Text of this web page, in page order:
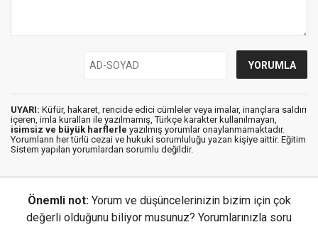
UYARI: Küfür, hakaret, rencide edici cümleler veya imalar, inançlara saldırı
içeren, imla kuralları ile yazılmamış, Türkçe karakter kullanılmayan,
isimsiz ve büyük harflerle yazılmış yorumlar onaylanmamaktadır.
Yorumların her türlü cezai ve hukuki sorumluluğu yazan kişiye aittir. Eğitim
Sistem yapılan yorumlardan sorumlu değildir.
Önemli not: Yorum ve düşüncelerinizin bizim için çok
değerli olduğunu biliyor musunuz? Yorumlarınızla soru